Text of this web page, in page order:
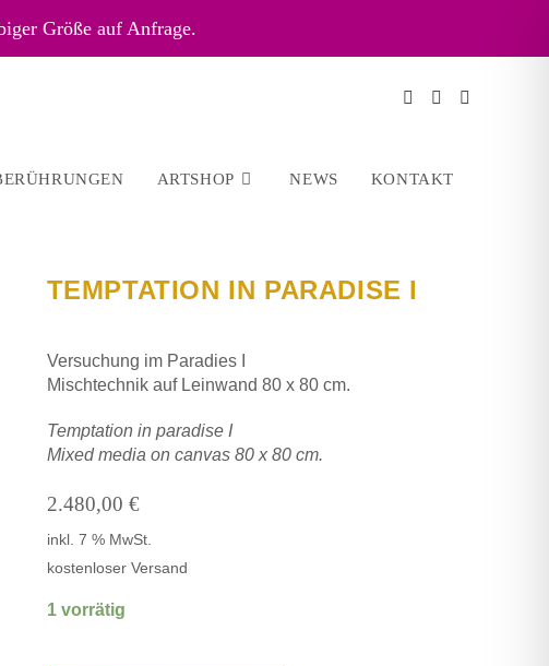
Größe auf Anfrage.
ARTSHOP NEWS KONTAKT
TEMPTATION IN PARADISE I
Versuchung im Paradies I
Mischtechnik auf Leinwand 80 x 80 cm.
Temptation in paradise I
Mixed media on canvas 80 x 80 cm.
2.480,00 €
inkl. 7 % MwSt.
kostenloser Versand
1 vorrätig